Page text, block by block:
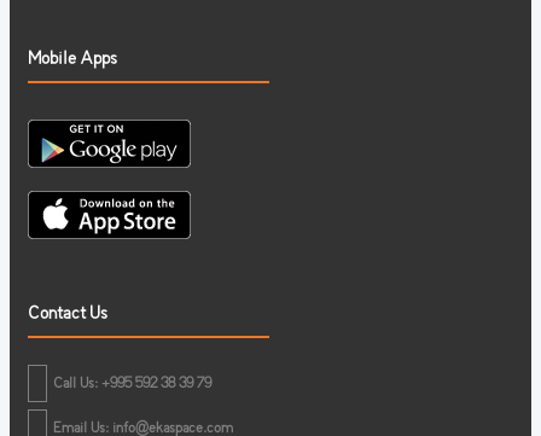
Mobile Apps
Contact Us
Call Us: +995 592 38 39 79
Email Us: info@ekaspace.com